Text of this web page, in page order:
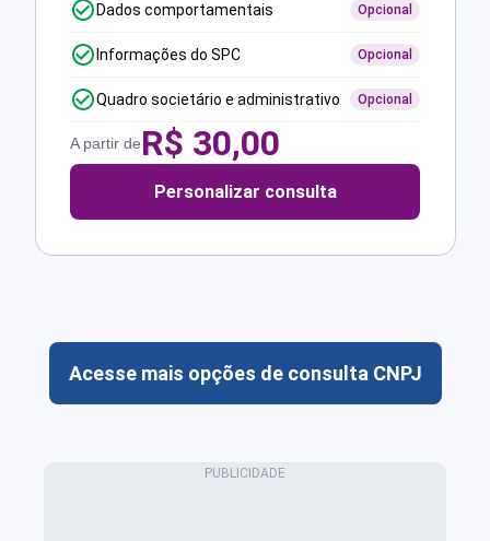
Dados comportamentais Opcional
Informações do SPC Opcional
Quadro societário e administrativo Opcional
A partir deR$ 30,00
Personalizar consulta
Acesse mais opções de consulta CNPJ